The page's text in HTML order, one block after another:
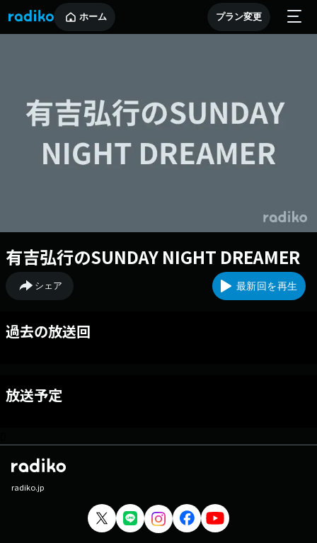
ホーム プラン変更
有吉弘行のSUNDAY NIGHT DREAMER
シェア 最新回を再生
過去の放送回
放送予定
radiko.jp